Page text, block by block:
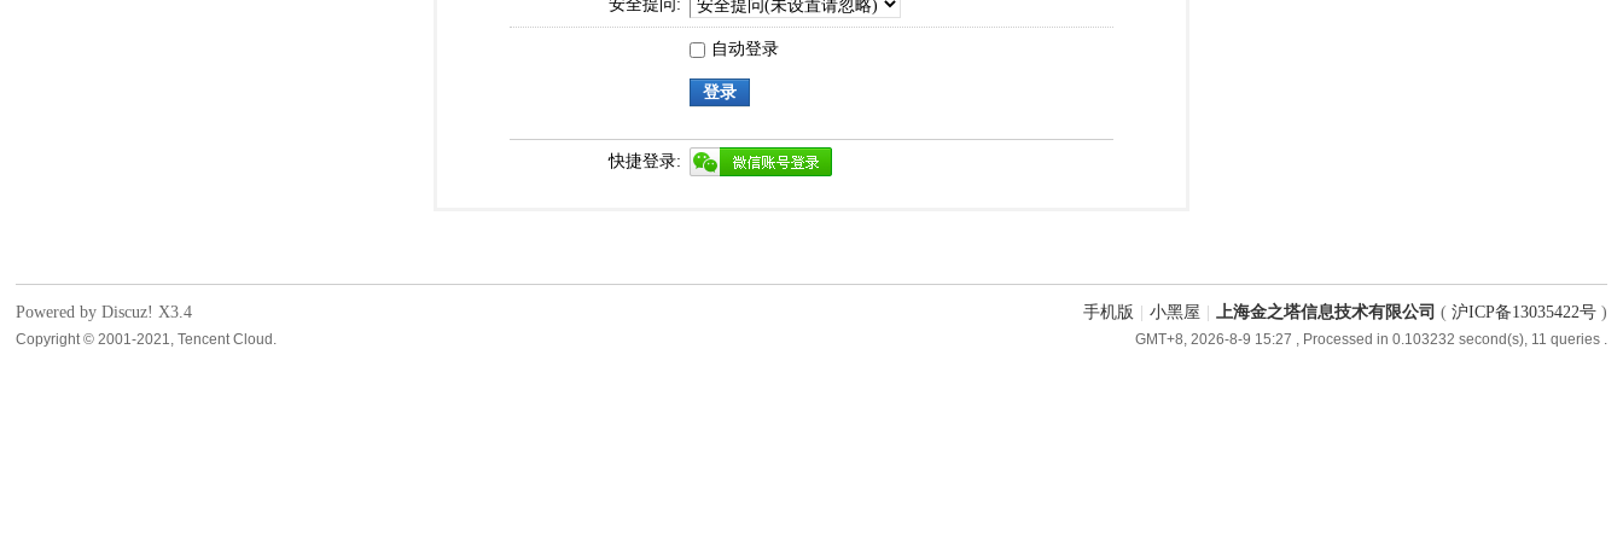
安全提问:
自动登录
登录
快捷登录:
手机版 小黑屋 上海金之塔信息技术有限公司 ( 沪ICP备13035422号 )
GMT+8, 2026-8-9 15:27 , Processed in 0.103232 second(s), 11 queries .
Powered by Discuz!X3.4
Copyright © 2001-2021, Tencent Cloud.